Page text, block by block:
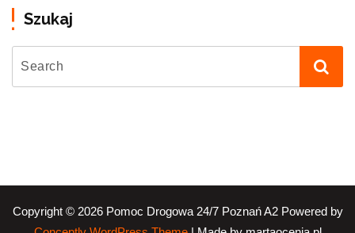
Szukaj
Copyright © 2026 Pomoc Drogowa 24/7 Poznań A2 Powered by